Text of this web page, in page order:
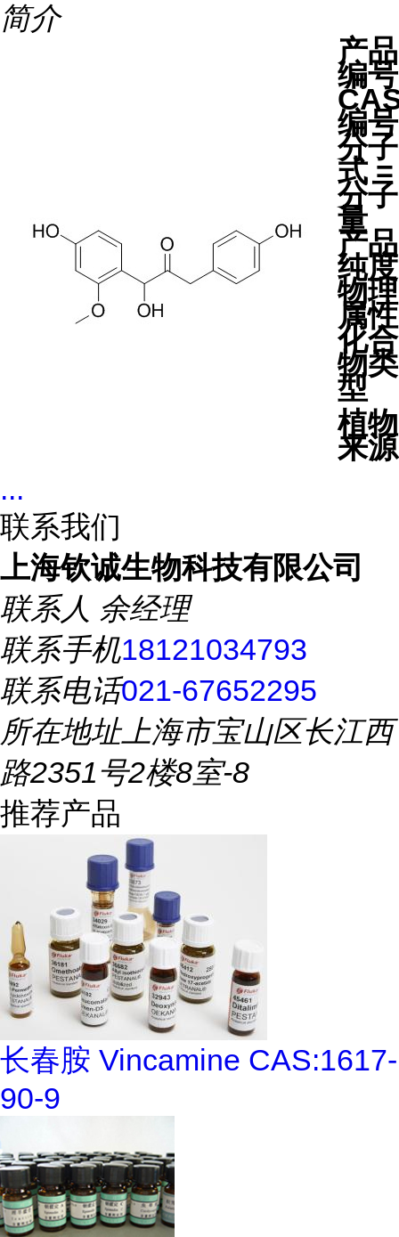
简介
产品
编号
编号
分子
式 =
分子
量
产品
纯度
物理
属性
化合
物类
型
植物
来源
...
联系我们
上海钦诚生物科技有限公司
联系人 余经理
联系手机18121034793
联系电话021-67652295
所在地址上海市宝山区长江西
路2351号2楼8室-8
推荐产品
长春胺 Vincamine CAS:1617-
90-9